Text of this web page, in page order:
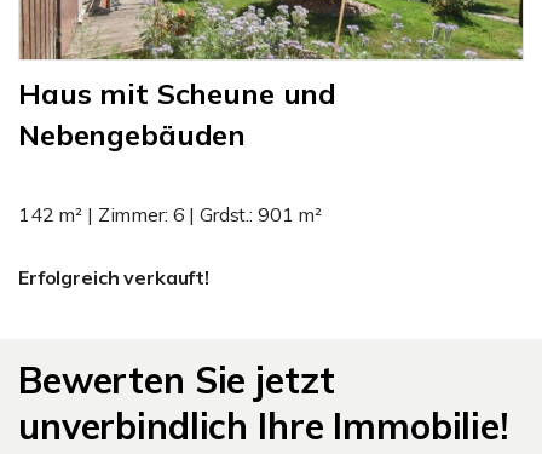
Haus mit Scheune und
Nebengebäuden
142 m² | Zimmer: 6 | Grdst.: 901 m²
Erfolgreich verkauft!
Bewerten Sie jetzt
unverbindlich Ihre Immobilie!